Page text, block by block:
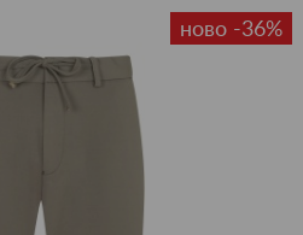
ново -36%